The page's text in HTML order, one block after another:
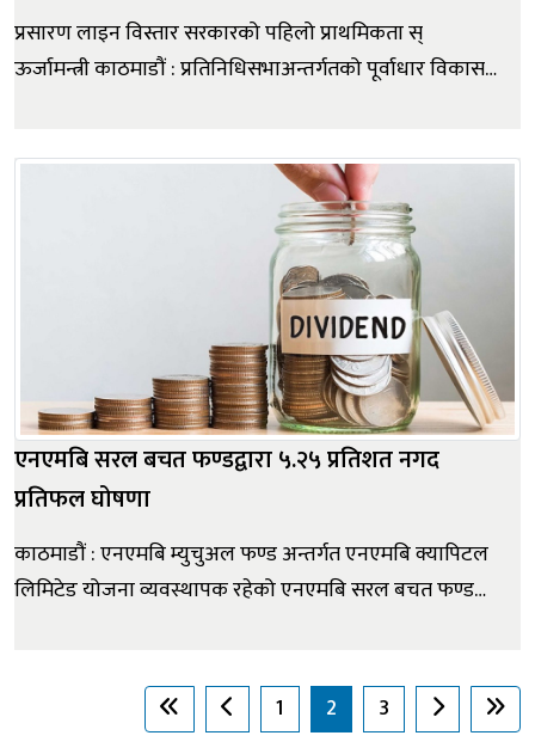
प्रसारण लाइन विस्तार सरकारको पहिलो प्राथमिकता स्
ऊर्जामन्त्री काठमाडौं : प्रतिनिधिसभाअन्तर्गतको पूर्वाधार विकास
भएको विषयमा छलफल भएको छ । बैठकमा ऊर्जा, जलस्रोत
एनएमबि सरल बचत फण्डद्वारा ५.२५ प्रतिशत नगद
प्रतिफल घोषणा
काठमाडौं : एनएमबि म्युचुअल फण्ड अन्तर्गत एनएमबि क्यापिटल
लिमिटेड योजना व्यवस्थापक रहेको एनएमबि सरल बचत फण्डले
कम्पनीका अनुसार असार मसान्तसम्म कायम रहेको ४ अर्ब ८१
करोड १७ लाख ५५ हजार ९७...
1 2 3